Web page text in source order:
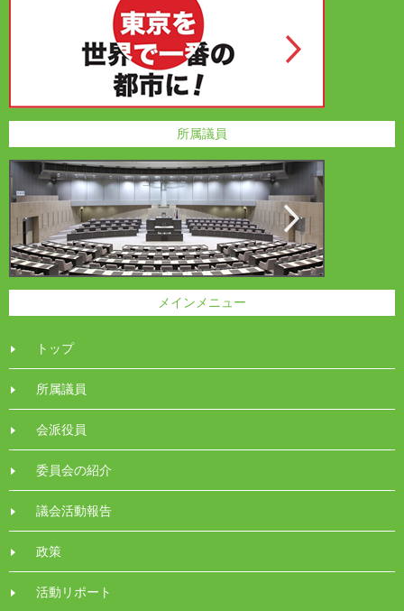
所属議員
メインメニュー
トップ
所属議員
会派役員
委員会の紹介
議会活動報告
政策
活動リポート